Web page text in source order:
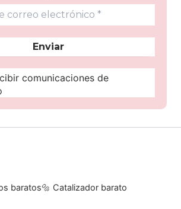
comunicaciones de
baratos🔩 Catalizador barato